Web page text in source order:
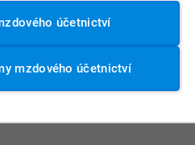
účetnictví
mzdového účetnictví